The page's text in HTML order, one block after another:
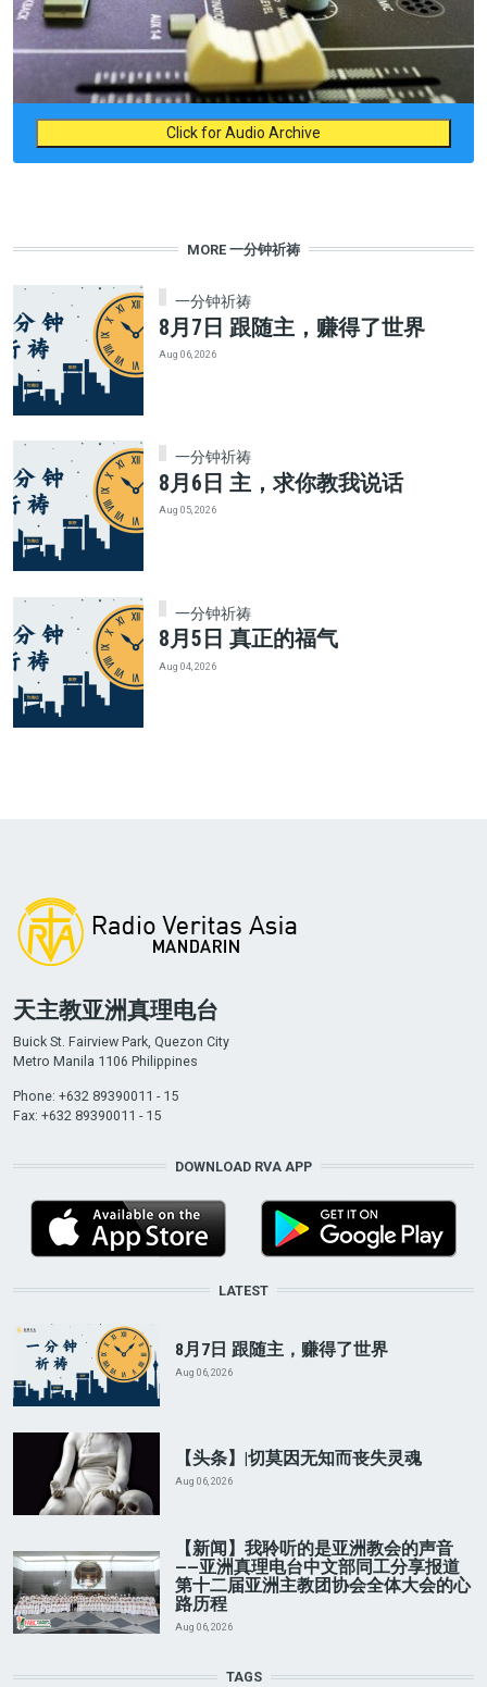
Click for Audio Archive
MORE 一分钟祈祷
一分钟祈祷
8月7日 跟随主，赚得了世界
Aug 06, 2026
一分钟祈祷
8月6日 主，求你教我说话
Aug 05, 2026
一分钟祈祷
8月5日 真正的福气
Aug 04, 2026
天主教亚洲真理电台
Buick St. Fairview Park, Quezon City
Metro Manila 1106 Philippines
Phone: +632 89390011 - 15
Fax: +632 89390011 - 15
DOWNLOAD RVA APP
LATEST
8月7日 跟随主，赚得了世界
Aug 06, 2026
【头条】|切莫因无知而丧失灵魂
Aug 06, 2026
【新闻】我聆听的是亚洲教会的声音
——亚洲真理电台中文部同工分享报道
第十二届亚洲主教团协会全体大会的心
路历程
Aug 06, 2026
TAGS